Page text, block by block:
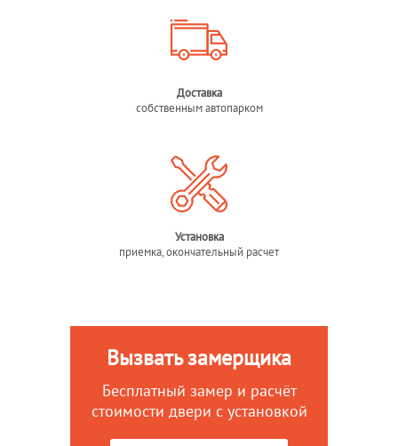
Доставка
собственным автопарком
Установка
приемка, окончательный расчет
Вызвать замерщика
Бесплатный замер и расчёт
стоимости двери с установкой